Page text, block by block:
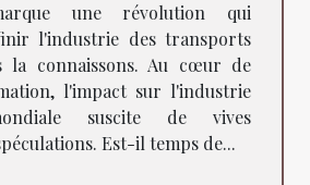
une révolution qui
l'industrie des transports
la connaissons. Au cœur de
l'impact sur l'industrie
suscite de vives
Est-il temps de...